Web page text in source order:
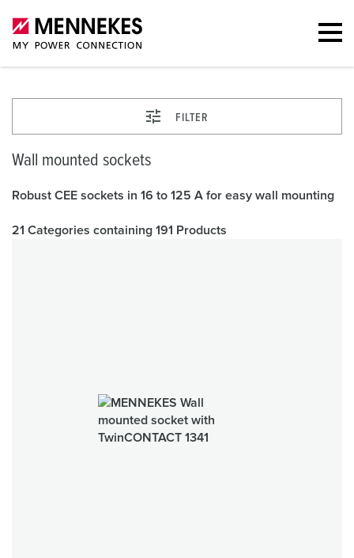
FILTER
Wall mounted sockets
Robust CEE sockets in 16 to 125 A for easy wall mounting
21 Categories containing 191 Products